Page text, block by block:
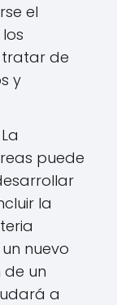
el
de
y
La
puede
la
nuevo
un
a